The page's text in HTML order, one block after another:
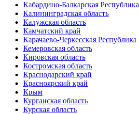
Кабардино-Балкарская Республика
Калининградская область
Калужская область
Камчатский край
Карачаево-Черкесская Республика
Кемеровская область
Кировская область
Костромская область
Краснодарский край
Красноярский край
Крым
Курганская область
Курская область